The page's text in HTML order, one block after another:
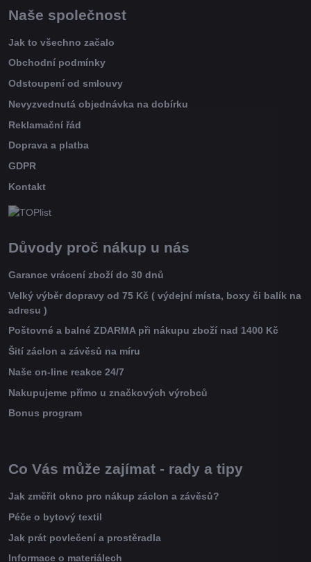
Naše společnost
Jak to všechno začalo
Obchodní podmínky
Odstoupení od smlouvy
Nevyzvednutá objednávka na dobírku
Reklamační řád
Doprava a platba
GDPR
Kontakt
Důvody proč nákup u nás
Garance vrácení zboží do 30 dnů
Velký výběr dopravy od 75 Kč ( výdejní místa, boxy či balík na
adresu )
Poštovné a balné ZDARMA při nákupu zboží nad 1400 Kč
Šití záclon a závěsů na míru
Naše on-line reakce 24/7
Nakupujeme přímo u značkových výrobců
Bonus program
Co Vás může zajímat - rady a tipy
Jak změřit okno pro nákup záclon a závěsů?
Péče o bytový textil
Jak prát povlečení a prostěradla
Informace o materiálech